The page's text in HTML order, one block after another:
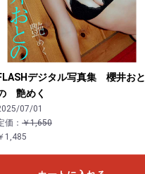
デジタル写真集 櫻井おと
艶めく
07/01
価： ￥1,650
1,485